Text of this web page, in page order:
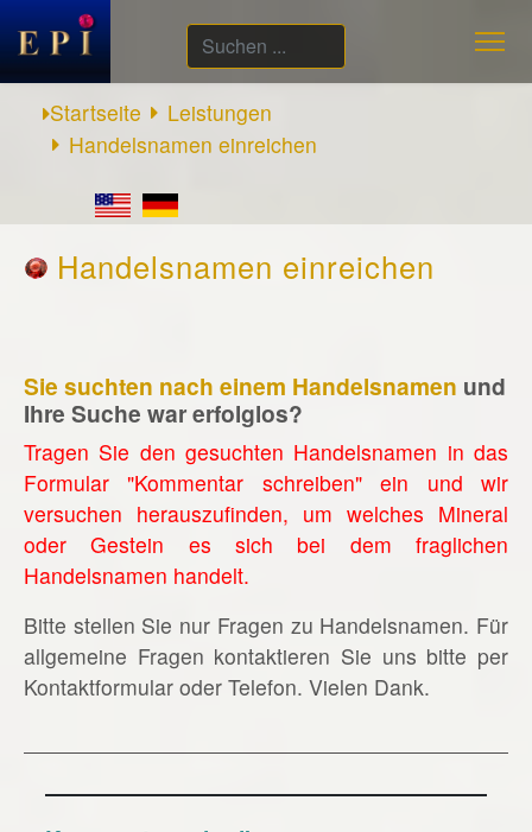
Suchen
...
Startseite
Leistungen
Handelsnamen einreichen
Handelsnamen einreichen
Sie suchten nach einem Handelsnamen und
Ihre Suche war erfolglos?
Tragen Sie den gesuchten Handelsnamen in das
Formular "Kommentar schreiben" ein und wir
versuchen herauszufinden, um welches Mineral
oder Gestein es sich bei dem fraglichen
Handelsnamen handelt.
Bitte stellen Sie nur Fragen zu Handelsnamen. Für
allgemeine Fragen kontaktieren Sie uns bitte per
Kontaktformular oder Telefon. Vielen Dank.